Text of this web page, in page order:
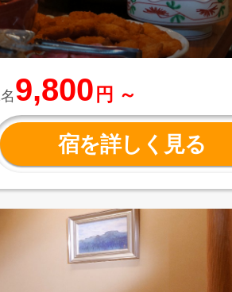
9,800 円 ～
宿を詳しく見る